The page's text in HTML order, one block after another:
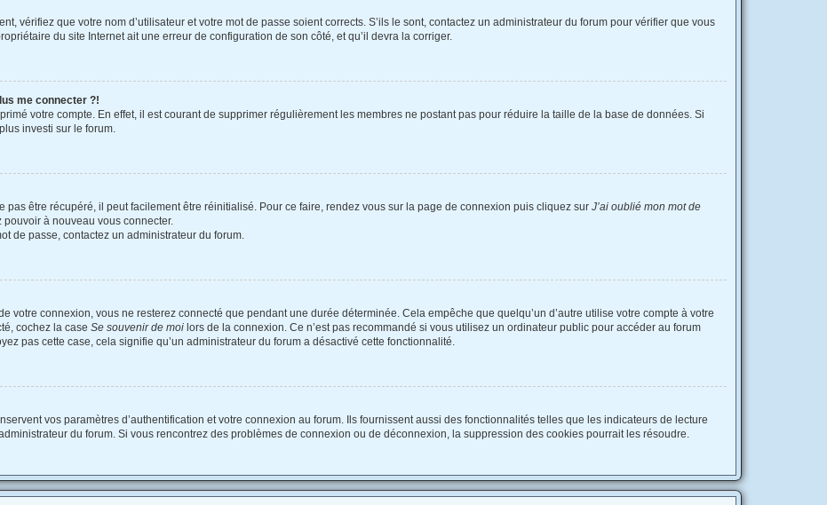
vérifiez que votre nom d’utilisateur et votre mot de passe soient corrects. S’ils le sont, contactez un administrateur du forum pour vérifier que vous
du site Internet ait une erreur de configuration de son côté, et qu’il devra la corriger.
me connecter ?!
votre compte. En effet, il est courant de supprimer régulièrement les membres ne postant pas pour réduire la taille de la base de données. Si
investi sur le forum.
pas être récupéré, il peut facilement être réinitialisé. Pour ce faire, rendez vous sur la page de connexion puis cliquez sur J’ai oublié mon mot de
pouvoir à nouveau vous connecter.
de passe, contactez un administrateur du forum.
votre connexion, vous ne resterez connecté que pendant une durée déterminée. Cela empêche que quelqu’un d’autre utilise votre compte à votre
cochez la case Se souvenir de moi lors de la connexion. Ce n’est pas recommandé si vous utilisez un ordinateur public pour accéder au forum
pas cette case, cela signifie qu’un administrateur du forum a désactivé cette fonctionnalité.
vos paramètres d’authentification et votre connexion au forum. Ils fournissent aussi des fonctionnalités telles que les indicateurs de lecture
du forum. Si vous rencontrez des problèmes de connexion ou de déconnexion, la suppression des cookies pourrait les résoudre.